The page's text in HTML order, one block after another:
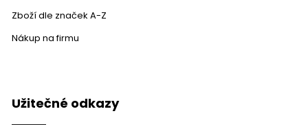
Zboží dle značek A-Z
Nákup na firmu
Užitečné odkazy